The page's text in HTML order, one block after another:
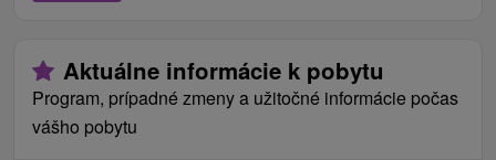
Cenník - Príplatky
Platia sa na mieste pri príchode na recepcii.
Internet:
dôvodov v kúpeľoch možný.
Check in/ Check out:Nástup na pobyt závisí od
druhu pobytu. Ak pobyt začína obedom, check in
Aktuálne informácie k pobytu
Program, prípadné zmeny a užitočné informácie počas
vášho pobytu